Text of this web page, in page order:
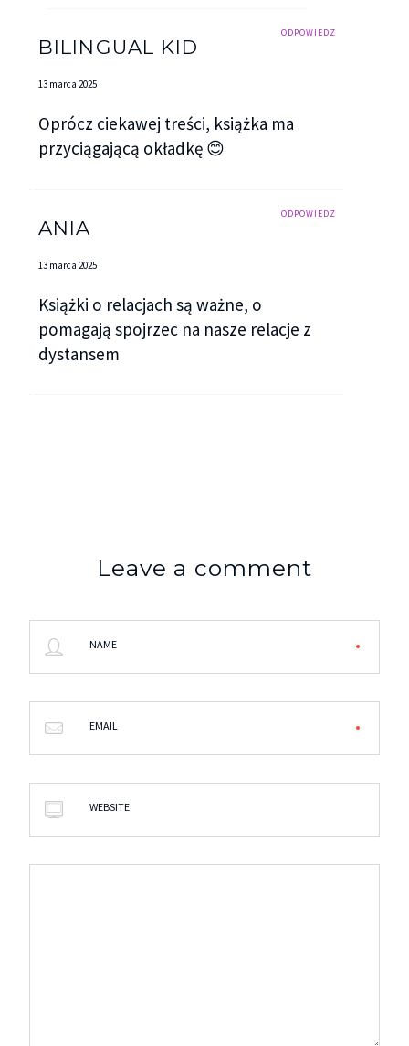
ODPOWIEDZ
BILINGUAL KID
13 marca 2025
Oprócz ciekawej treści, książka ma
przyciągającą okładkę 😊
ODPOWIEDZ
ANIA
13 marca 2025
Książki o relacjach są ważne, o
pomagają spojrzec na nasze relacje z
dystansem
Leave a comment
NAME
EMAIL
WEBSITE